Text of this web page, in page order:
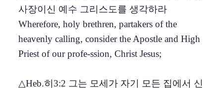
사장이신 예수 그리스도를 생각하라
Wherefore, holy brethren, partakers of the
heavenly calling, consider the Apostle and High
Priest of our profe-ssion, Christ Jesus;
△Heb.히3:2 그는 모세가 자기 모든 집에서 신